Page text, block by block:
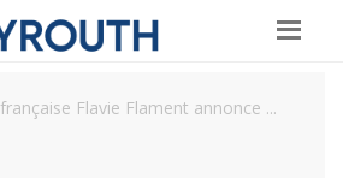
Flavie Flament annonce ...